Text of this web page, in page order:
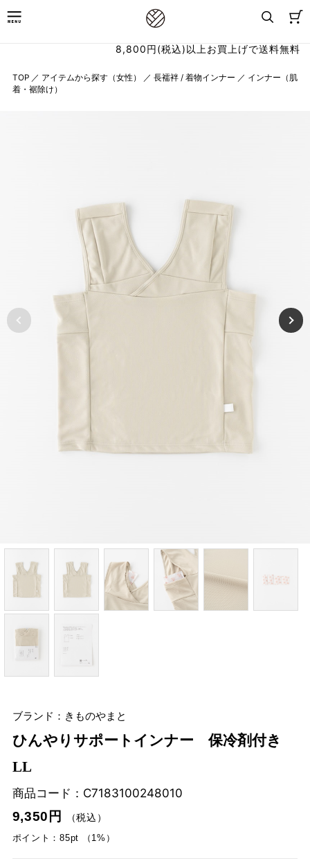
8,800円(税込)以上お買上げで送料無料
TOP ／ アイテムから探す（女性） ／ 長襦袢 / 着物インナー ／ インナー（肌
着・裾除け）
ブランド：きものやまと
ひんやりサポートインナー 保冷剤付き
LL
商品コード： C7183100248010
9,350円
（税込）
ポイント：85pt （1%）